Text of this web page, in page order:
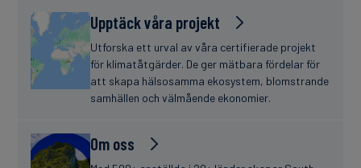
Upptäck våra projekt
Utforska ett urval av våra certifierade projekt
för klimatåtgärder. De ger mätbara fördelar för
att skapa hälsosamma ekosystem, blomstrande
samhällen och välmående ekonomier.
Om oss